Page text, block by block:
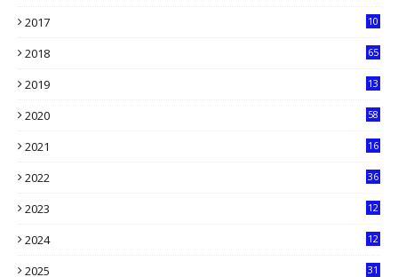
2017 10
2018 65
2019
13
2020
58
2021
16
2022
36
2023
12
2024
12
2025
31